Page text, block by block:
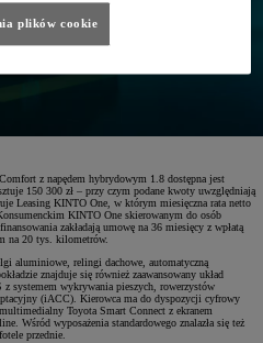
z napędem hybrydowym 1.8 dostępna jest
150 300 zł – przy czym podane kwoty uwzględniają
Leasing KINTO One, w którym miesięczna rata netto
KINTO One skierowanym do osób
zakładają umowę na 36 miesięcy z wpłatą
na 20 tys. kilometrów.
aluminiowe, relingi dachowe, automatyczną
znajduje się również zaawansowany układ
z systemem wykrywania pieszych, rowerzystów
(iACC). Kierowca ma do dyspozycji cyfrowy
Toyota Smart Connect z ekranem
Wśród wyposażenia standardowego znalazła się też
przednie.
plików cookie